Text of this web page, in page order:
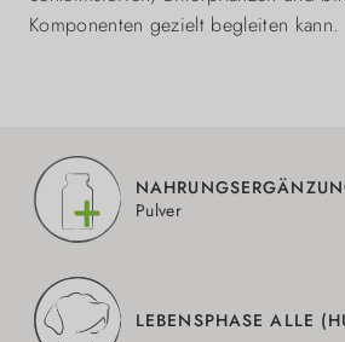
Komponenten gezielt begleiten kann.
Pulver
LEBENSPHASE ALLE